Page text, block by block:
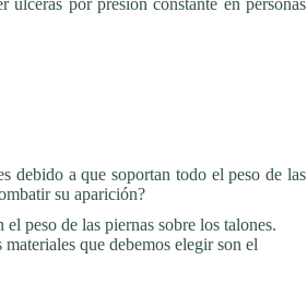
debido a que soportan todo el peso de las
su aparición?
peso de las piernas sobre los talones.
que debemos elegir son el